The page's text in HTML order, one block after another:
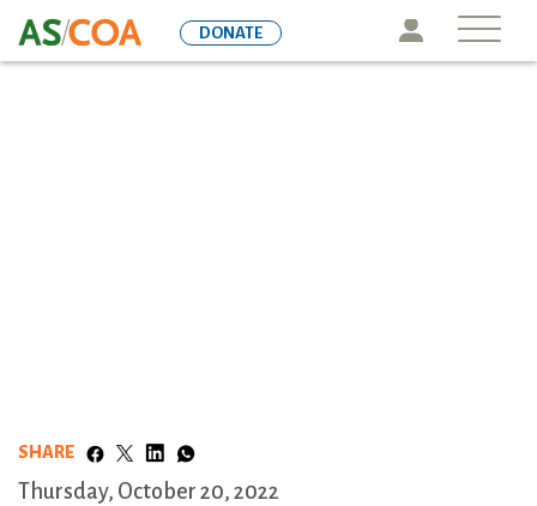
to
Icon
DONATE
SHARE
Thursday, October 20, 2022